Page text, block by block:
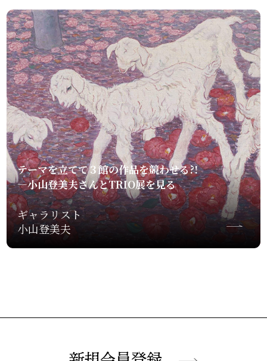
テーマを立てて３館の作品を競わせる?!
—小山登美夫さんとTRIO展を見る
ギャラリスト
小山登美夫